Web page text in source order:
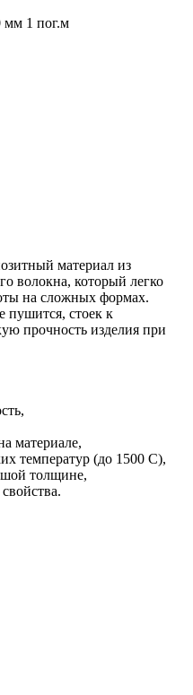
мм 1 пог.м
материал из
волокна, который легко
на сложных формах.
пушится, стоек к
прочность изделия при
материале,
температур (до 1500 С),
толщине,